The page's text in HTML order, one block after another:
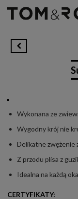
Wykonana ze
Wygodny krój nie
Delikatne zwężenie
Z przodu plisa z
Idealna na każdą
CERTYFIKATY: